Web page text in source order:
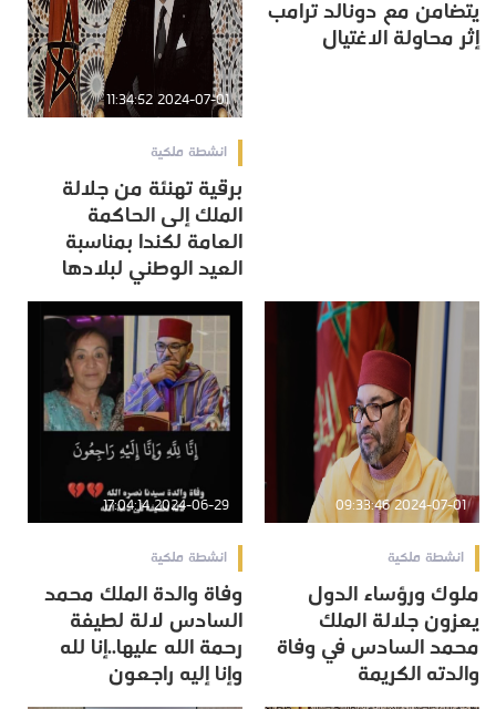
يتضامن مع دونالد ترامب
إثر محاولة الاغتيال
2024-07-01 11:34:52
انشطة ملكية
برقية تهنئة من جلالة
الملك إلى الحاكمة
العامة لكندا بمناسبة
العيد الوطني لبلادها
2024-07-01 09:33:46
انشطة ملكية
ملوك ورؤساء الدول
يعزون جلالة الملك
محمد السادس في وفاة
والدته الكريمة
2024-06-29 17:04:14
انشطة ملكية
وفاة والدة الملك محمد
السادس لالة لطيفة
رحمة الله عليها..إنا لله
وإنا إليه راجعون